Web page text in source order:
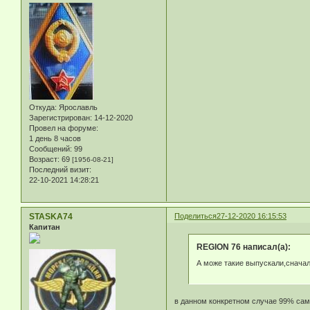
Откуда: Ярославль
Зарегистрирован: 14-12-2020
Провел на форуме:
1 день 8 часов
Сообщений: 99
Возраст: 69 [1956-08-21]
Последний визит:
22-10-2021 14:28:21
Поделиться27-12-2020 16:15:53
STASKA74
Капитан
REGION 76 написал(а):
А може такие
в данном конкретном случае 99%